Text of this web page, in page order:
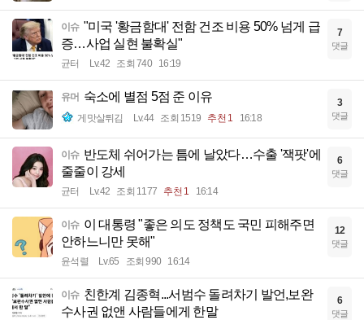
이슈 "미국 '황금함대' 전함 건조 비용 50% 넘게 급
증…사업 실현 불확실"
균터 Lv.42 조회 740 16:19
7
댓글
유머 숙소에 별점 5점 준 이유
게맛살튀김 Lv.44 조회 1519 추천 1 16:18
3
댓글
이슈 반도체 쉬어가는 틈에 날았다…수출 '잭팟'에
줄줄이 강세
균터 Lv.42 조회 1177 추천 1 16:14
6
댓글
이슈 이 대통령 "좋은 의도 정책도 국민 피해주면
안하느니만 못해"
윤석렬 Lv.65 조회 990 16:14
12
댓글
이슈 친한계 김종혁...서범수 돌려차기 발언,보완
수사권 없앤 사람들에게 한말
6
댓글